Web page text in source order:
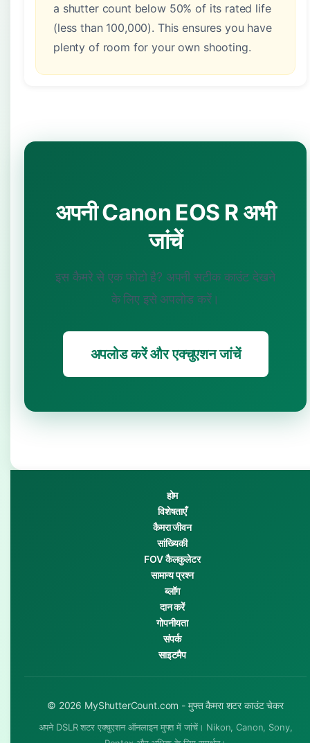
a shutter count below 50% of its rated life
(less than 100,000). This ensures you have
plenty of room for your own shooting.
अपनी Canon EOS R अभी
जांचें
इस कैमरे से एक फोटो है? अपनी सटीक काउंट देखने
के लिए इसे अपलोड करें।
अपलोड करें और एक्चुएशन जांचें
होम
विशेषताएँ
कैमरा जीवन
सांख्यिकी
FOV कैलकुलेटर
सामान्य प्रश्न
ब्लॉग
दान करें
गोपनीयता
संपर्क
साइटमैप
© 2026 MyShutterCount.com - मुफ्त कैमरा शटर काउंट चेकर
अपने DSLR शटर एक्चुएशन ऑनलाइन मुफ्त में जांचें। Nikon, Canon, Sony,